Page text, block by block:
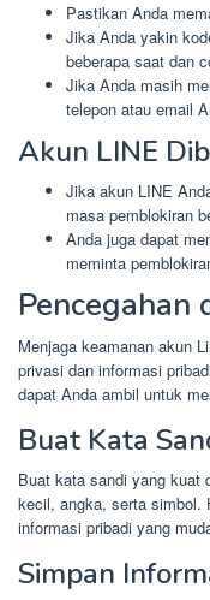
Pastikan Anda
Jika Anda yakin
beberapa saat dan
Jika Anda masih
telepon atau email
Akun LINE
Jika akun LINE
masa pemblokiran
Anda juga dapat
meminta
Pencegahan
Menjaga keamanan akun
privasi dan informasi
dapat Anda ambil untuk
Buat Kata
Buat kata sandi yang kuat
kecil, angka, serta simbol.
informasi pribadi yang
Simpan